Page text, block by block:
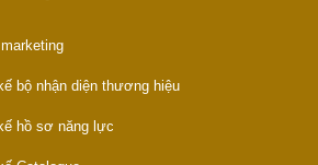
bộ nhận diện thương hiệu
hồ sơ năng lực